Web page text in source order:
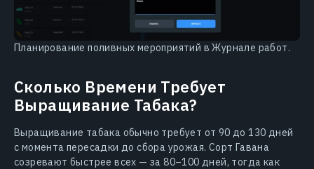
Планирование поливных мероприятий в Журнале работ.
Сколько Времени Требует
Выращивание Табака?
Выращивание табака обычно требует от 90 до 130 дней
с момента пересадки до сбора урожая. Сорт Гавана
созревают быстрее всех — за 80–100 дней, тогда как